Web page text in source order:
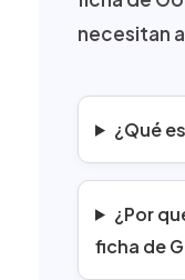
necesitan
¿Qué
¿Por
ficha de